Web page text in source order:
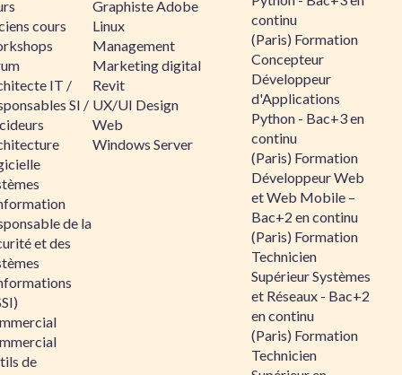
cours
IT /
SI /
de la
et des
de
Graphiste Adobe
Linux
Management
Marketing digital
Revit
UX/UI Design
Web
Windows Server
continu
(Paris) Formation
Concepteur
Développeur
d'Applications
Python - Bac+3 en
continu
(Paris) Formation
Développeur Web
et Web Mobile –
Bac+2 en continu
(Paris) Formation
Technicien
Supérieur Systèmes
et Réseaux - Bac+2
en continu
(Paris) Formation
Technicien